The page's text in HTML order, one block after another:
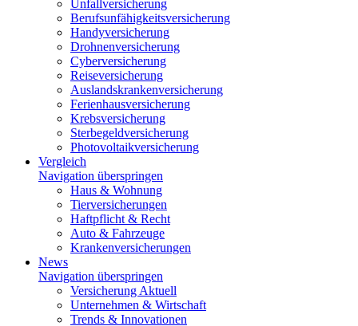
Unfallversicherung
Berufsunfähigkeitsversicherung
Handyversicherung
Drohnenversicherung
Cyberversicherung
Reiseversicherung
Auslandskrankenversicherung
Ferienhausversicherung
Krebsversicherung
Sterbegeldversicherung
Photovoltaikversicherung
Vergleich
Navigation überspringen
Haus & Wohnung
Tierversicherungen
Haftpflicht & Recht
Auto & Fahrzeuge
Krankenversicherungen
News
Navigation überspringen
Versicherung Aktuell
Unternehmen & Wirtschaft
Trends & Innovationen